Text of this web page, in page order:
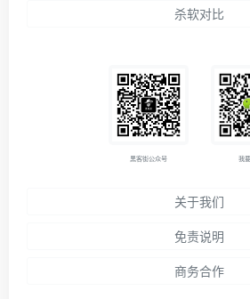
杀软对比
黑客街公众号 我
关于我们
免责说明
商务合作